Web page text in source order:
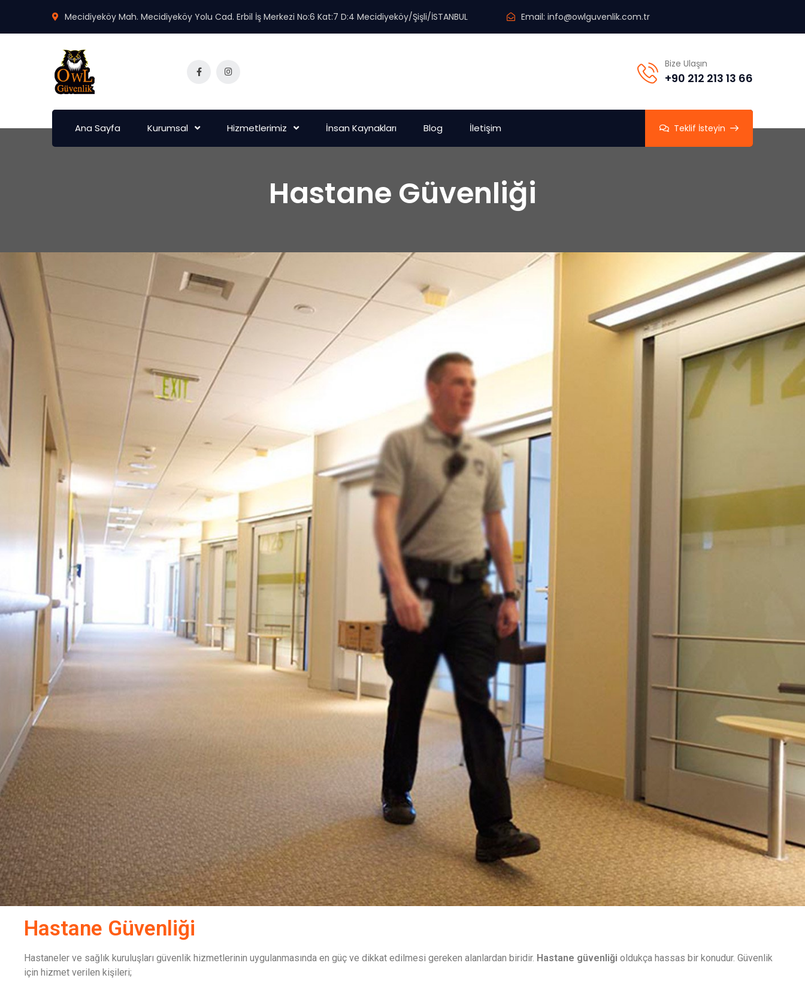
Mecidiyeköy Mah. Mecidiyeköy Yolu Cad. Erbil İş Merkezi No:6 Kat:7 D:4 Mecidiyeköy/Şişli/İSTANBUL Email: info@owlguvenlik.com.tr
Bize Ulaşın
+90 212 213 13 66
Ana Sayfa Kurumsal Hizmetlerimiz İnsan Kaynakları Blog İletişim Teklif İsteyin
Hastane Güvenliği
Hastane Güvenliği
Hastaneler ve sağlık kuruluşları güvenlik hizmetlerinin uygulanmasında en güç ve dikkat edilmesi gereken alanlardan biridir. Hastane güvenliği oldukça hassas bir konudur. Güvenlik
için hizmet verilen kişileri;